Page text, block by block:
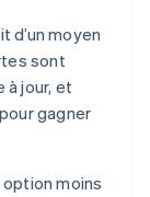
d’un moyen
sont
à jour, et
gagner
option moins